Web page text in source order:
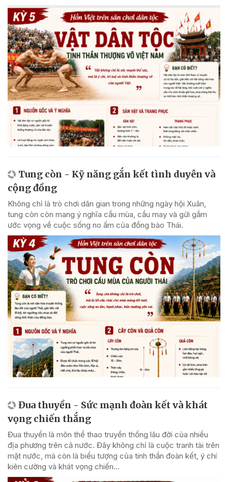
Tung còn - Kỹ năng gắn kết tình duyên và
cộng đồng
Không chỉ là trò chơi dân gian trong những ngày hội Xuân,
tung còn còn mang ý nghĩa cầu mùa, cầu may và gửi gắm
ước vọng về cuộc sống no ấm của đồng bào Thái.
Đua thuyền - Sức mạnh đoàn kết và khát
vọng chiến thắng
Đua thuyền là môn thể thao truyền thống lâu đời của nhiều
địa phương trên cả nước. Đây không chỉ là cuộc tranh tài trên
mặt nước, mà còn là biểu tượng của tinh thần đoàn kết, ý chí
kiên cường và khát vọng chiến...